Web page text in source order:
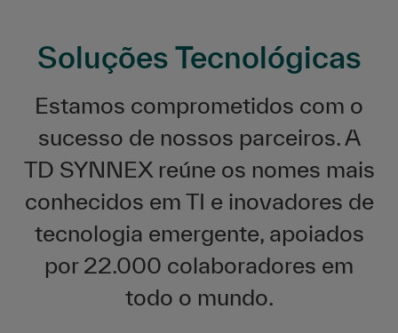
Soluções Tecnológicas
Estamos comprometidos com o
sucesso de nossos parceiros. A
TD SYNNEX reúne os nomes mais
conhecidos em TI e inovadores de
tecnologia emergente, apoiados
por 22.000 colaboradores em
todo o mundo.